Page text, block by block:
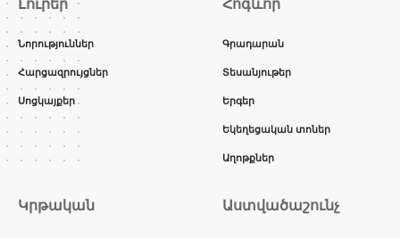
Լուրեր
Նորություններ
Հարցազրույցներ
Սոցկայքեր
Հոգևոր
Գրադարան
Տեսանյութեր
Երգեր
Եկեղեցական տոներ
Աղոթքներ
Կրթական Աստվածաշունչ